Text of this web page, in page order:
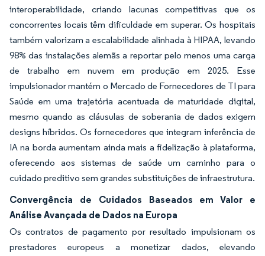
interoperabilidade, criando lacunas competitivas que os
concorrentes locais têm dificuldade em superar. Os hospitais
também valorizam a escalabilidade alinhada à HIPAA, levando
98% das instalações alemãs a reportar pelo menos uma carga
de trabalho em nuvem em produção em 2025. Esse
impulsionador mantém o Mercado de Fornecedores de TI para
Saúde em uma trajetória acentuada de maturidade digital,
mesmo quando as cláusulas de soberania de dados exigem
designs híbridos. Os fornecedores que integram inferência de
IA na borda aumentam ainda mais a fidelização à plataforma,
oferecendo aos sistemas de saúde um caminho para o
cuidado preditivo sem grandes substituições de infraestrutura.
Convergência de Cuidados Baseados em Valor e
Análise Avançada de Dados na Europa
Os contratos de pagamento por resultado impulsionam os
prestadores europeus a monetizar dados, elevando